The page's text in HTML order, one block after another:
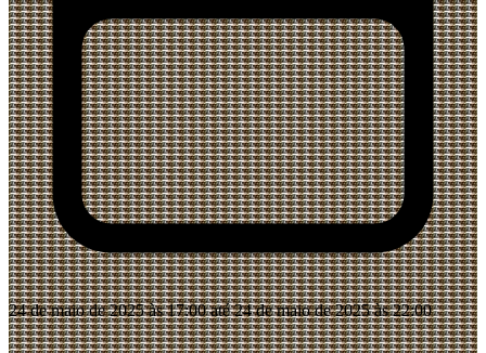
24 de maio de 2025 às 17:00 até 24 de maio de 2025 às 22:00